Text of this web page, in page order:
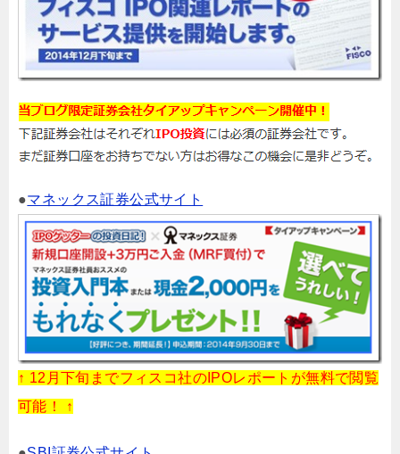
●マネックス証券公式サイト
↑ 12月下旬までフィスコ社のIPOレポートが無料で閲覧
可能！ ↑